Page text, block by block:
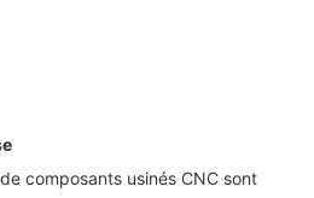
composants usinés CNC sont